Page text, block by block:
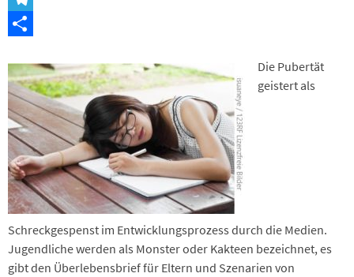
Telegram
Die Pubertät
geistert als
Schreckgespenst im Entwicklungsprozess durch die Medien.
Jugendliche werden als Monster oder Kakteen bezeichnet, es
gibt den Überlebensbrief für Eltern und Szenarien von